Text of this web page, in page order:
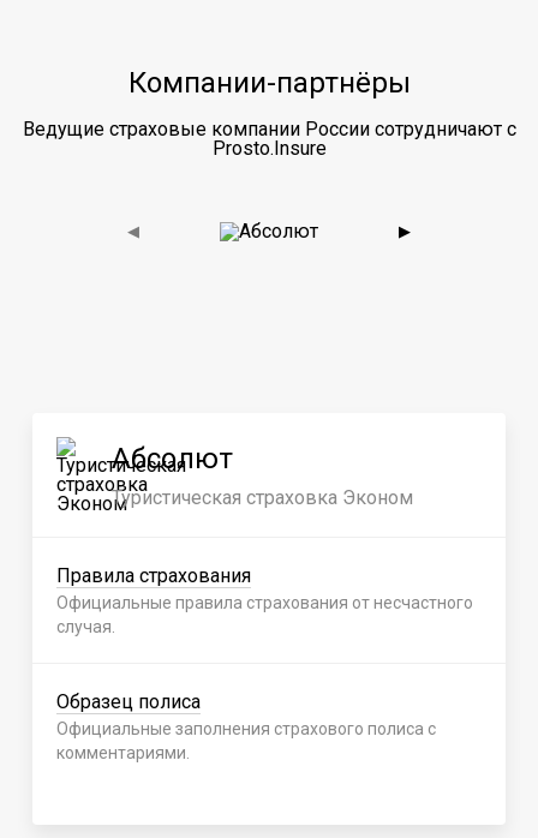
Компании-партнёры
Ведущие страховые компании России сотрудничают с
Prosto.Insure
◀ ▶
Абсолют
Туристическая страховка Эконом
Правила страхования
Официальные правила страхования от несчастного
случая.
Образец полиса
Официальные заполнения страхового полиса с
комментариями.